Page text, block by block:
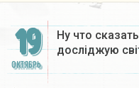
19
ОКТЯБРЬ
Ну что
досліджую